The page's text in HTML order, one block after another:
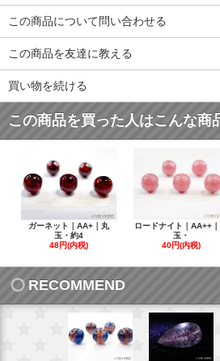
この商品について問い合わせる
この商品を友達に教える
買い物を続ける
この商品を買った人はこんな商
ガーネット｜AA+｜丸
玉・約4
48円(内税)
ロードナイト｜AA++
玉・
40円(内税)
RECOMMEND